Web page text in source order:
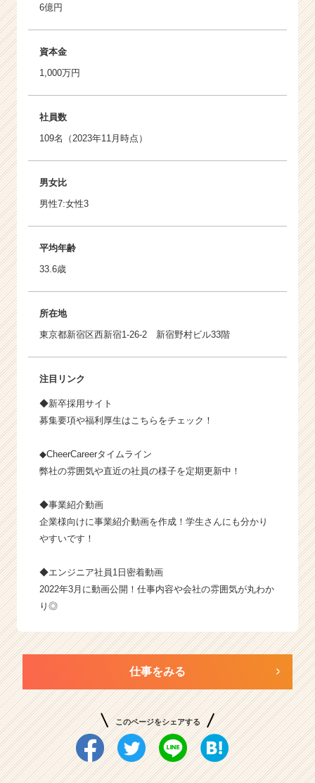
6億円
資本金
1,000万円
社員数
109名（2023年11月時点）
男女比
男性7:女性3
平均年齢
33.6歳
所在地
東京都新宿区西新宿1-26-2 新宿野村ビル33階
注目リンク
◆新卒採用サイト
募集要項や福利厚生はこちらをチェック！
◆CheerCareerタイムライン
弊社の雰囲気や直近の社員の様子を定期更新中！
◆事業紹介動画
企業様向けに事業紹介動画を作成！学生さんにも分かり
やすいです！
◆エンジニア社員1日密着動画
2022年3月に動画公開！仕事内容や会社の雰囲気が丸わか
り◎
仕事をみる
このページをシェアする